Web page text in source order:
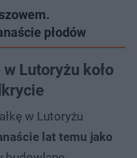
płodów
w Lutoryżu koło
w Lutoryżu
lat temu jako